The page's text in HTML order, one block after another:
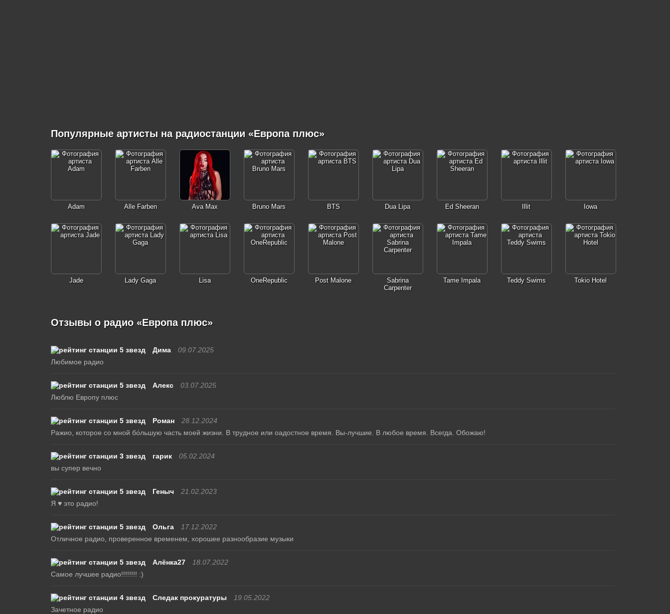
Популярные артисты на радиостанции «Европа плюс»
Adam Alle Farben Ava Max Bruno Mars BTS Dua Lipa Ed Sheeran Illit Iowa
Jade Lady Gaga Lisa OneRepublic Post Malone
Sabrina
Carpenter
Tame Impala Teddy Swims Tokio Hotel
Отзывы о радио «Европа плюс»
Дима
09.07.2025
Любимое радио
Алекс
03.07.2025
Люблю Европу плюс
Роман
28.12.2024
Ражио, которое со мной бо́льшую часть моей жизни. В трудное или оадостное время. Вы-лучшие. В любое время. Всегда. Обожаю!
гарик
05.02.2024
вы супер вечно
Геныч
21.02.2023
Я ♥ это радио!
Ольга
17.12.2022
Отличное радио, проверенное временем, хорошее разнообразие музыки
Алёнка27
18.07.2022
Самое лучшее радио!!!!!!!! :)
Следак прокуратуры
19.05.2022
Зачетное радио